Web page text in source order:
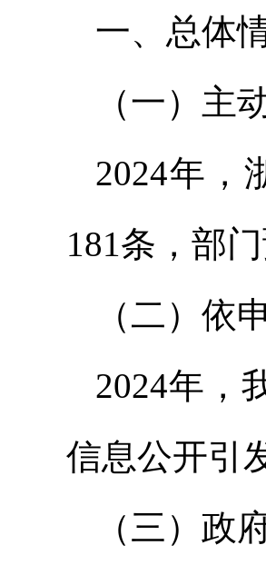
一、总体
（一）主
2024年，
181条，部
（二）依
2024年，
信息公开引
（三）政